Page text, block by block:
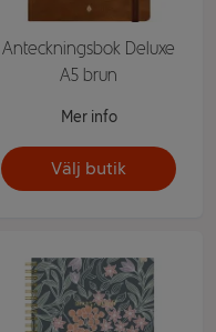
Anteckningsbok Deluxe
A5 brun
Mer info
Välj butik